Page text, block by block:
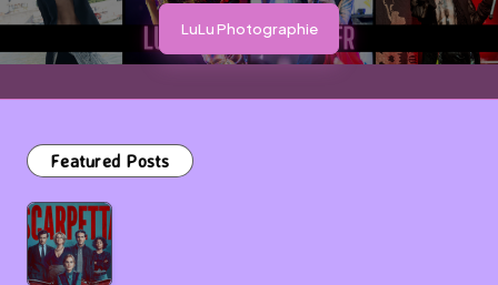
LuLu Photographie
Featured Posts